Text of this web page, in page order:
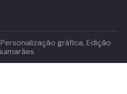
gráfica, Edição